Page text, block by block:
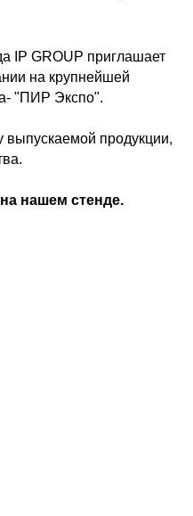
IP GROUP приглашает
на крупнейшей
"ПИР Экспо".
продукции,
нашем стенде.